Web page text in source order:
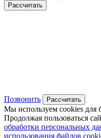
Рассчитать
Позвонить Рассчитать
Мы используем cookies для
Продолжая пользоваться
обработки персональных
использования файлов